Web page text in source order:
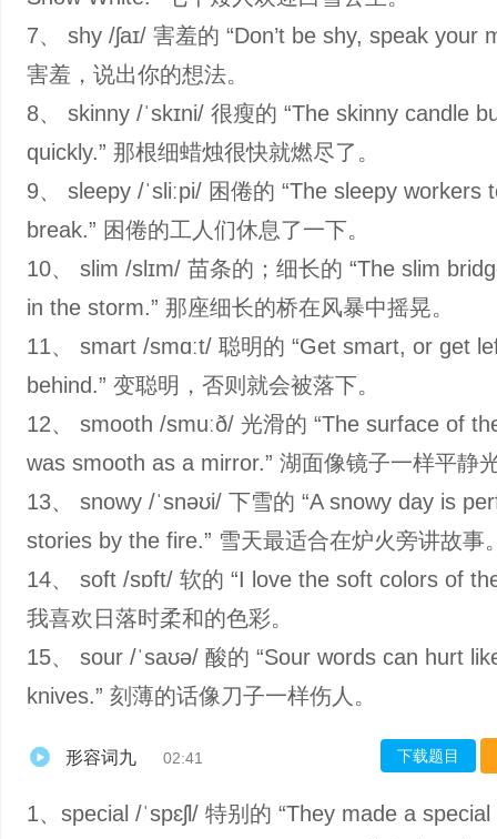
7、 shy /ʃaɪ/ 害羞的 “Don’t be shy, speak your
害羞，说出你的想法。
8、 skinny /ˈskɪni/ 很瘦的 “The skinny candle
quickly.” 那根细蜡烛很快就燃尽了。
9、 sleepy /ˈsliːpi/ 困倦的 “The sleepy workers
break.” 困倦的工人们休息了一下。
10、 slim /slɪm/ 苗条的；细长的 “The slim
in the storm.” 那座细长的桥在风暴中摇晃。
11、 smart /smɑːt/ 聪明的 “Get smart, or get
behind.” 变聪明，否则就会被落下。
12、 smooth /smuːð/ 光滑的 “The surface of
was smooth as a mirror.” 湖面像镜子一样平静
13、 snowy /ˈsnəʊi/ 下雪的 “A snowy day is
stories by the fire.” 雪天最适合在炉火旁讲故事
14、 soft /sɒft/ 软的 “I love the soft colors of
我喜欢日落时柔和的色彩。
15、 sour /ˈsaʊə/ 酸的 “Sour words can hurt
knives.” 刻薄的话像刀子一样伤人。
形容词九 02:41 下载题目
1、special /ˈspɛʃl/ 特别的 “They made a